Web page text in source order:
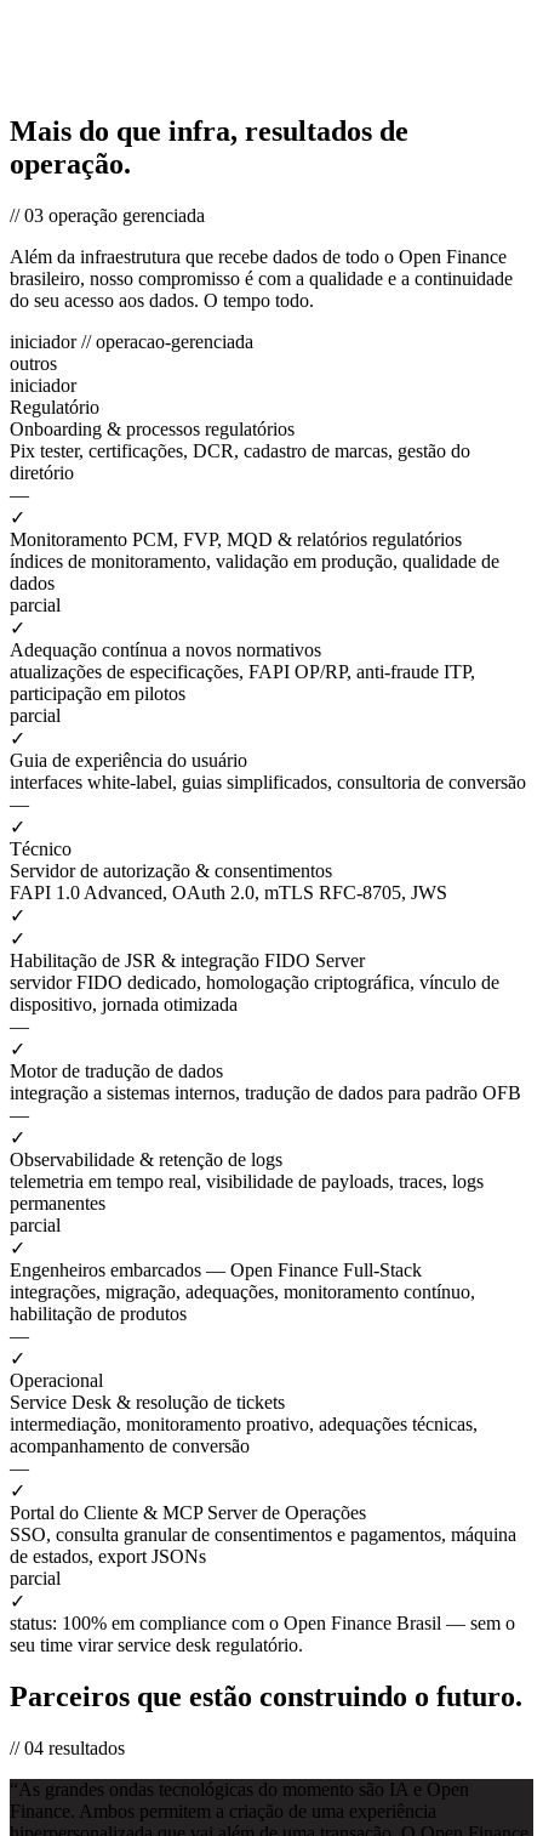
Mais do que infra, resultados de
operação.
//03 operação gerenciada
Além da infraestrutura que recebe dados de todo o Open Finance
brasileiro, nosso compromisso é com a qualidade e a continuidade
do seu acesso aos dados. O tempo todo.
iniciador // operacao-gerenciada
outros
iniciador
Regulatório
Onboarding & processos regulatórios
Pix tester, certificações, DCR, cadastro de marcas, gestão do
diretório
—
✓
Monitoramento PCM, FVP, MQD & relatórios regulatórios
índices de monitoramento, validação em produção, qualidade de
dados
parcial
✓
Adequação contínua a novos normativos
atualizações de especificações, FAPI OP/RP, anti-fraude ITP,
participação em pilotos
parcial
✓
Guia de experiência do usuário
interfaces white-label, guias simplificados, consultoria de conversão
—
✓
Técnico
Servidor de autorização & consentimentos
FAPI 1.0 Advanced, OAuth 2.0, mTLS RFC-8705, JWS
✓
✓
Habilitação de JSR & integração FIDO Server
servidor FIDO dedicado, homologação criptográfica, vínculo de
dispositivo, jornada otimizada
—
✓
Motor de tradução de dados
integração a sistemas internos, tradução de dados para padrão OFB
—
✓
Observabilidade & retenção de logs
telemetria em tempo real, visibilidade de payloads, traces, logs
permanentes
parcial
✓
Engenheiros embarcados — Open Finance Full-Stack
integrações, migração, adequações, monitoramento contínuo,
habilitação de produtos
—
✓
Operacional
Service Desk & resolução de tickets
intermediação, monitoramento proativo, adequações técnicas,
acompanhamento de conversão
—
✓
Portal do Cliente & MCP Server de Operações
SSO, consulta granular de consentimentos e pagamentos, máquina
de estados, export JSONs
parcial
✓
status: 100% em compliance com o Open Finance Brasil — sem o
seu time virar service desk regulatório.
Parceiros que estão construindo o futuro.
//04 resultados
“As grandes ondas tecnológicas do momento são IA e Open
Finance. Ambos permitem a criação de uma experiência